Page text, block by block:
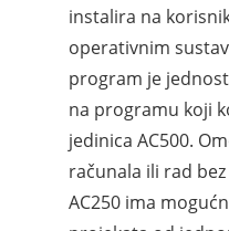
instalira na
operativnim
program je
na programu koji
jedinica AC500.
računala ili rad
AC250 ima